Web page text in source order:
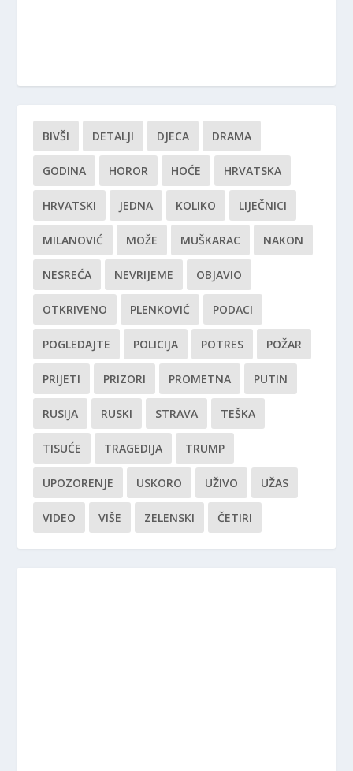
BIVŠI DETALJI DJECA DRAMA
GODINA HOROR HOĆE HRVATSKA
HRVATSKI JEDNA KOLIKO LIJEČNICI
MILANOVIĆ MOŽE MUŠKARAC NAKON
NESREĆA NEVRIJEME OBJAVIO
OTKRIVENO PLENKOVIĆ PODACI
POGLEDAJTE POLICIJA POTRES POŽAR
PRIJETI PRIZORI PROMETNA PUTIN
RUSIJA RUSKI STRAVA TEŠKA
TISUĆE TRAGEDIJA TRUMP
UPOZORENJE USKORO UŽIVO UŽAS
VIDEO VIŠE ZELENSKI ČETIRI